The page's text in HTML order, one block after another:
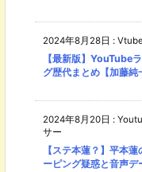
2024年8月28日 :
【最新版】YouTube
グ歴代まとめ【加藤純
2024年8月20日 :
サー
【ステ本蓮？】平本
ーピング疑惑と音声デ